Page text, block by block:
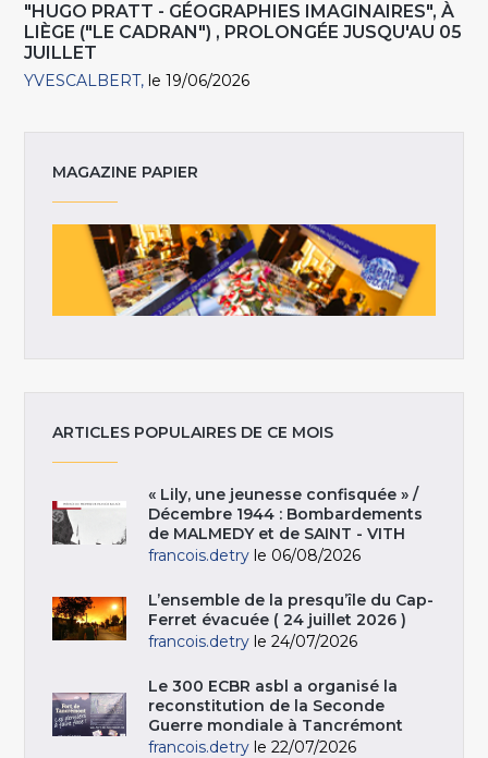
"HUGO PRATT - GÉOGRAPHIES IMAGINAIRES", À
LIÈGE ("LE CADRAN") , PROLONGÉE JUSQU'AU 05
JUILLET
YVESCALBERT le 19/06/2026
MAGAZINE PAPIER
ARTICLES POPULAIRES DE CE MOIS
« Lily, une jeunesse confisquée » /
Décembre 1944 : Bombardements
de MALMEDY et de SAINT - VITH
francois.detry le 06/08/2026
L’ensemble de la presqu’île du Cap-
Ferret évacuée ( 24 juillet 2026 )
francois.detry le 24/07/2026
Le 300 ECBR asbl a organisé la
reconstitution de la Seconde
Guerre mondiale à Tancrémont
francois.detry le 22/07/2026